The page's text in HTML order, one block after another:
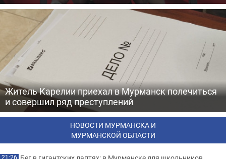
Житель Карелии приехал в Мурманск полечиться
и совершил ряд преступлений
НОВОСТИ МУРМАНСКА И
МУРМАНСКОЙ ОБЛАСТИ
21:26